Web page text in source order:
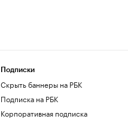
Подписки
Скрыть баннеры на РБК
Подписка на РБК
Корпоративная подписка